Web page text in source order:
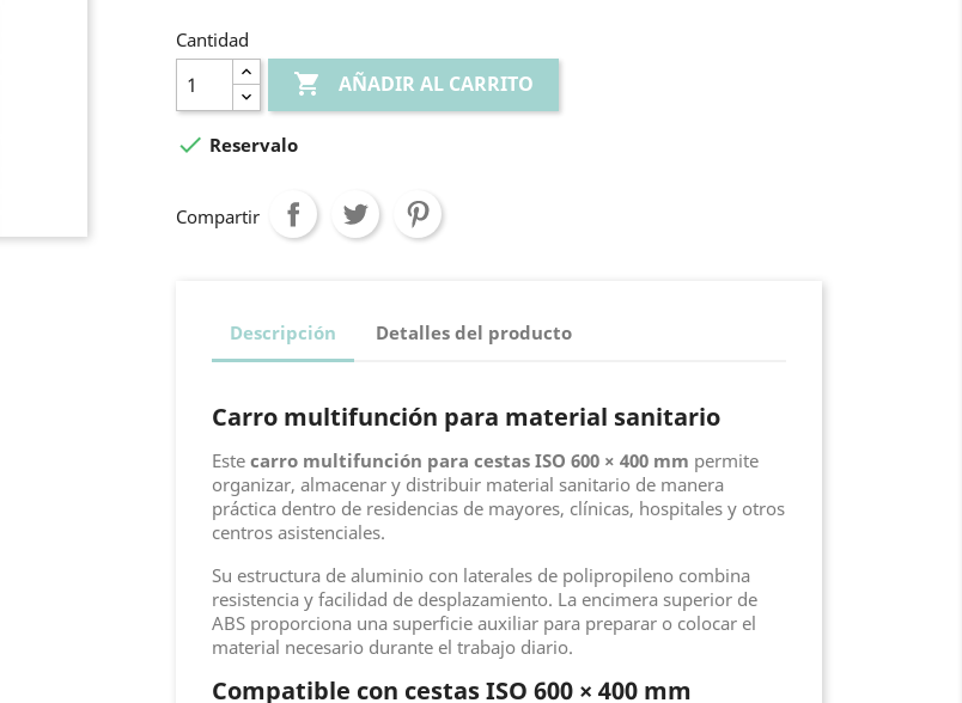
Cantidad
 AÑADIR AL CARRITO
 Reservalo
Compartir
Descripción Detalles del producto
Carro multifunción para material sanitario
Este carro multifunción para cestas ISO 600 × 400 mm permite
organizar, almacenar y distribuir material sanitario de manera
práctica dentro de residencias de mayores, clínicas, hospitales y otros
centros asistenciales.
Su estructura de aluminio con laterales de polipropileno combina
resistencia y facilidad de desplazamiento. La encimera superior de
ABS proporciona una superficie auxiliar para preparar o colocar el
material necesario durante el trabajo diario.
Compatible con cestas ISO 600 × 400 mm